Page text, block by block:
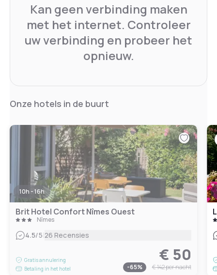
Kan geen verbinding maken
met het internet. Controleer
uw verbinding en probeer het
opnieuw.
Onze hotels in de buurt
10h - 16h
Brit Hotel Confort Nîmes Ouest
Nîmes
4.5/5|26 Recensies
Gratis annulering
Betaling in het hotel
€ 50
-65% € 142per nacht